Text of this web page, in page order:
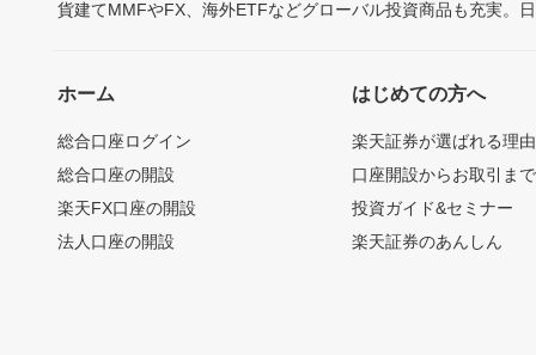
貨建てMMFやFX、海外ETFなどグローバル投資商品も充実。
ホーム
総合口座ログイン
総合口座の開設
楽天FX口座の開設
法人口座の開設
はじめての方へ
楽天証券が選ばれる理由
口座開設からお取引ま
投資ガイド&セミナー
楽天証券のあんしん